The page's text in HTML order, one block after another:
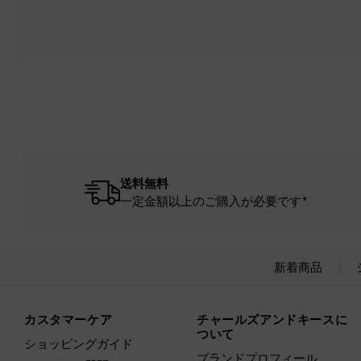
送料無料
一定金額以上のご購入が必要です*
新着商品
カスタマーケア
ショッピングガイド
チャールズアンドキースに
ついて